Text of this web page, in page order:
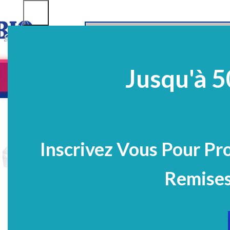
Jusqu'à
Inscrivez Vous Pour
EquipementsEQ Médico-Dentaires